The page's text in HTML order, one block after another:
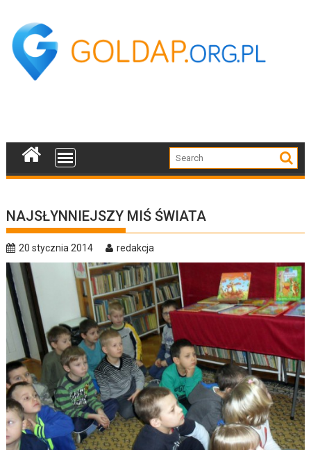
content
NAJSŁYNNIEJSZY MIŚ ŚWIATA
20 stycznia 2014 redakcja